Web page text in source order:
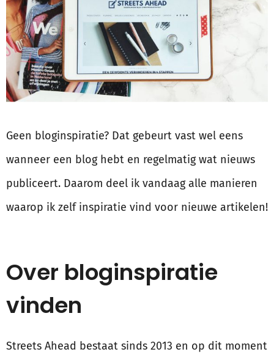
Geen bloginspiratie? Dat gebeurt vast wel eens
wanneer een blog hebt en regelmatig wat nieuws
publiceert. Daarom deel ik vandaag alle manieren
waarop ik zelf inspiratie vind voor nieuwe artikelen!
Over bloginspiratie
vinden
Streets Ahead bestaat sinds 2013 en op dit moment